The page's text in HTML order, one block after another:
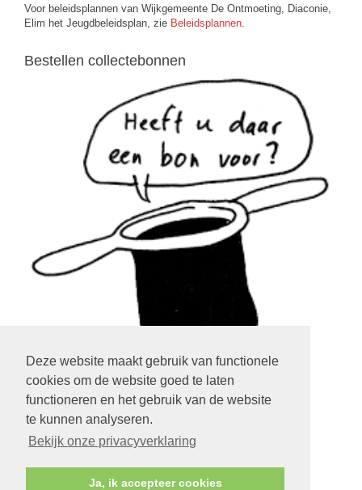
Deze website maakt gebruik van functionele
cookies om de website goed te laten
functioneren en het gebruik van de website
te kunnen analyseren.
Bekijk onze privacyverklaring
Ja, ik accepteer cookies
Voor beleidsplannen van Wijkgemeente De Ontmoeting, Diaconie,
Elim het Jeugdbeleidsplan, zie Beleidsplannen.
Bestellen collectebonnen
klik op het plaatje
LOGIN EXTRANET
KLIK HIER